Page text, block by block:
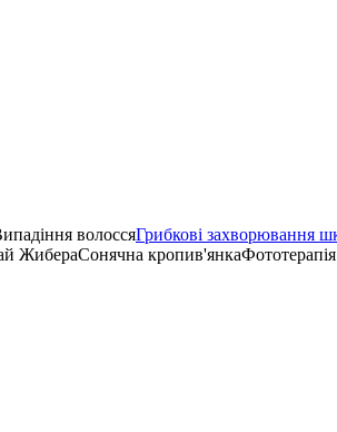
волоссяГрибкові захворювання
ЖибераСонячна кропив'янка